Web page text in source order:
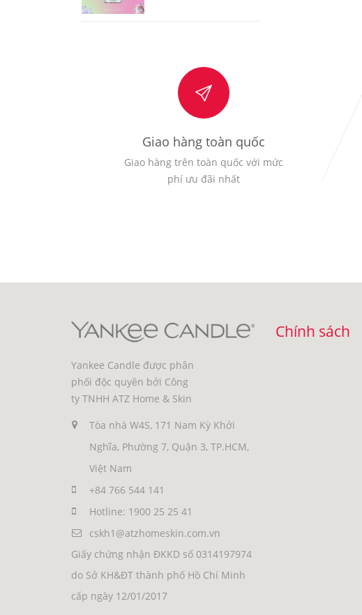
Giao hàng toàn quốc
Giao hàng trên toàn quốc với mức
phí ưu đãi nhất
Yankee Candle được phân
phối độc quyền bởi Công
ty TNHH ATZ Home & Skin
Tòa nhà W4S, 171 Nam Kỳ Khởi
Nghĩa, Phường 7, Quận 3, TP.HCM,
Việt Nam
+84 766 544 141
Hotline: 1900 25 25 41
cskh1@atzhomeskin.com.vn
Giấy chứng nhận ĐKKD số 0314197974
do Sở KH&ĐT thành phố Hồ Chí Minh
cấp ngày 12/01/2017
Chính sách